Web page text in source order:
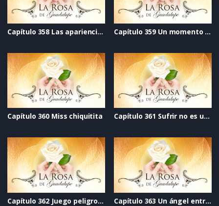
Capítulo 358 Las apariencias engañan Capítulo 359 Un momento de vida
Capítulo 360 Miss chiquitita Capítulo 361 Sufrir no es un destino
Capítulo 362 Juego peligroso Capítulo 363 Un ángel entre sombras